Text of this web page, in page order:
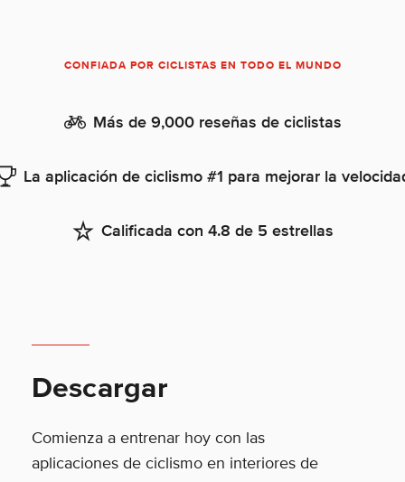
CONFIADA POR CICLISTAS EN TODO EL MUNDO
Más de 9,000 reseñas de ciclistas
La aplicación de ciclismo #1 para mejorar la
Calificada con 4.8 de 5 estrellas
Descargar
Comienza a entrenar hoy con las
aplicaciones de ciclismo en interiores de